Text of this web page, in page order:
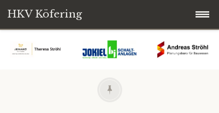
HKV Köfering
Zum
Inhalt
Startseite